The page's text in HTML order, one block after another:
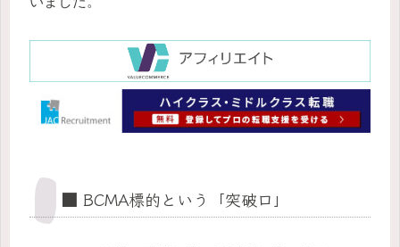
■ BCMA標的という「突破口」